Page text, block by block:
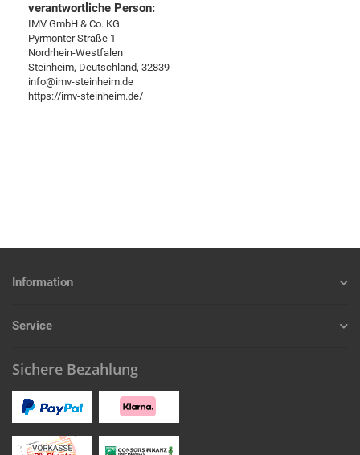
verantwortliche Person:
IMV GmbH & Co. KG
Pyrmonter Straße 1
Nordrhein-Westfalen
Steinheim, Deutschland, 32839
info@imv-steinheim.de
https://imv-steinheim.de/
Information
Service
Sichere Bezahlung